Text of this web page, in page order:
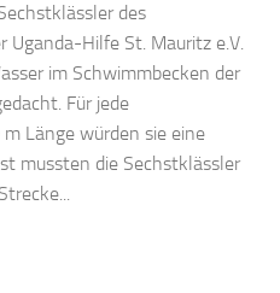
des
Uganda-Hilfe St. Mauritz e.V.
im Schwimmbecken der
Für jede
Länge würden sie eine
mussten die Sechstklässler